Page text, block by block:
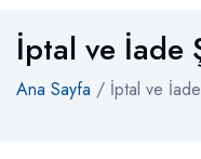
İptal ve İade
Ana Sayfa / İptal ve İade